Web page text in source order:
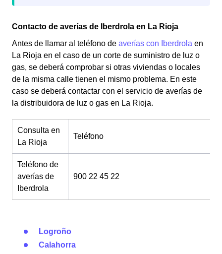
Contacto de averías de Iberdrola en La Rioja
Antes de llamar al teléfono de averías con Iberdrola en
La Rioja en el caso de un corte de suministro de luz o
gas, se deberá comprobar si otras viviendas o locales
de la misma calle tienen el mismo problema. En este
caso se deberá contactar con el servicio de averías de
la distribuidora de luz o gas en La Rioja.
Consulta en
La Rioja
Teléfono
Teléfono de
averías de
Iberdrola
900 22 45 22
Logroño
Calahorra